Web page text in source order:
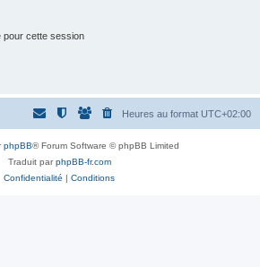
pour cette session
Heures au format UTC+02:00
phpBB® Forum Software © phpBB Limited
Traduit parphpBB-fr.com
Confidentialité | Conditions